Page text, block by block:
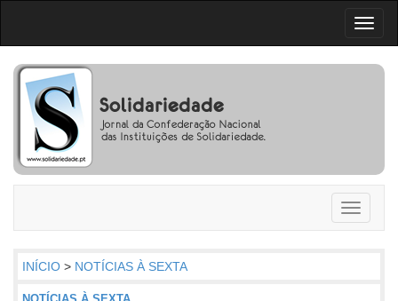
Toggle
INÍCIO > NOTÍCIAS À SEXTA